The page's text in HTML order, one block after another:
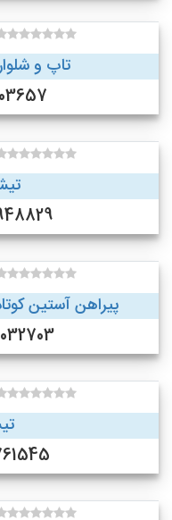
تاپ و
پیراهن آستین کوتاه